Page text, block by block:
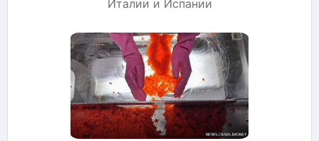
Италии и Испании